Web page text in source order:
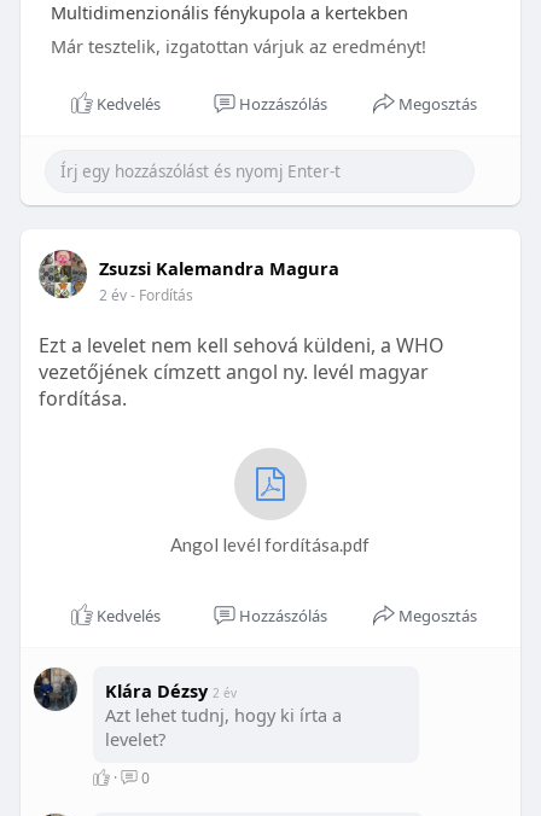
Multidimenzionális fénykupola a kertekben
Már tesztelik, izgatottan várjuk az eredményt!
Kedvelés Hozzászólás Megosztás
Zsuzsi Kalemandra Magura
2 év- Fordítás
Ezt a levelet nem kell sehová küldeni, a WHO
vezetőjének címzett angol ny. levél magyar
fordítása.
Angol levél fordítása.pdf
Kedvelés Hozzászólás Megosztás
Klára Dézsy 2 év
Azt lehet tudnj, hogy ki írta a
levelet?
· 0